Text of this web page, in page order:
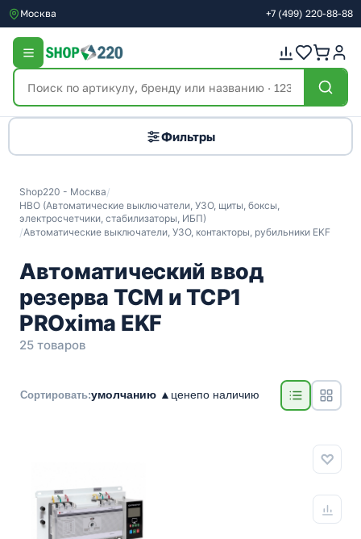
Москва +7 (499) 220-88-88
Фильтры
Shop220 - Москва/
НВО (Автоматические выключатели, УЗО, щиты, боксы,
электросчетчики, стабилизаторы, ИБП)
/Автоматические выключатели, УЗО, контакторы, рубильники EKF
Автоматический ввод
резерва ТСМ и ТСР1
PROxima EKF
25 товаров
Сортировать:умолчанию ▲ ценепо наличию